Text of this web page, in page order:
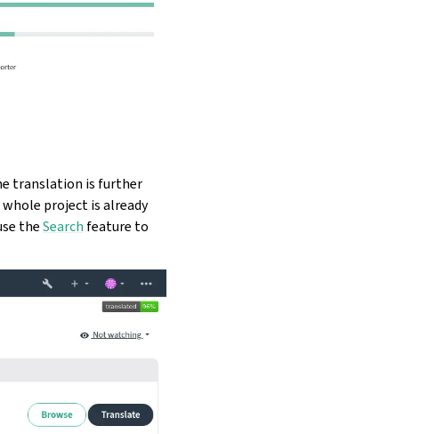
translation is further
project is already
theSearch feature to